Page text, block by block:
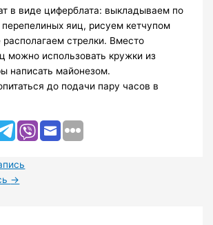
в виде циферблата: выкладываем по
яиц, рисуем кетчупом
стрелки. Вместо
можно использовать кружки из
написать майонезом.
до подачи пару часов в
→